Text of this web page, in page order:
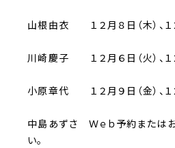
山根由衣 １２月８日（木）、１
川崎慶子 １２月６日（火）、１
小原章代 １２月９日（金）、１
中島あずさ Ｗｅｂ予約または
い。